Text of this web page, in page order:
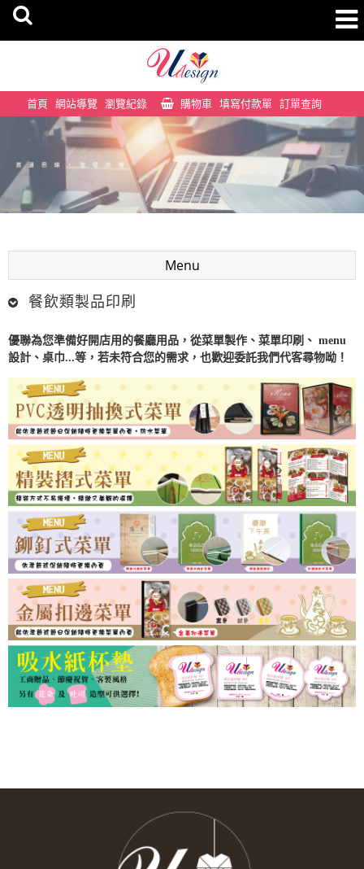
首頁 網站導覽 瀏覽紀錄 購物車 填寫付款單 訂單查詢
Menu
餐飲類製品印刷
優聯為您準備好開店用的餐廳用品，從菜單製作 、 菜單印刷 、 menu
設計 、 桌巾...等，若未符合您的需求，也歡迎委託我們代客尋物呦！